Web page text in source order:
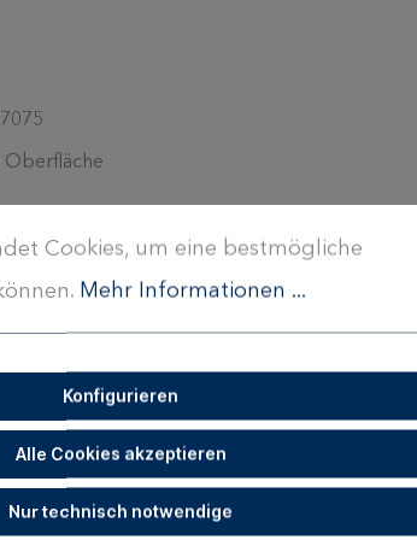
Oberfläche
Einzelteile unserer meisten
Cookies, um eine bestmögliche
Mehr Informationen ...
Konfigurieren
Alle Cookies akzeptieren
Nur technisch notwendige